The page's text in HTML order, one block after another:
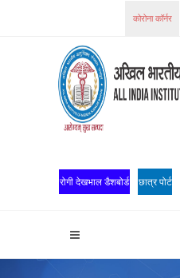
कोरोना कॉर्नर
रोगी देखभाल डैशबोर्ड छात्र पोर्टल